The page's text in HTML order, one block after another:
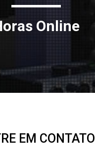
Online
EM CONTATO